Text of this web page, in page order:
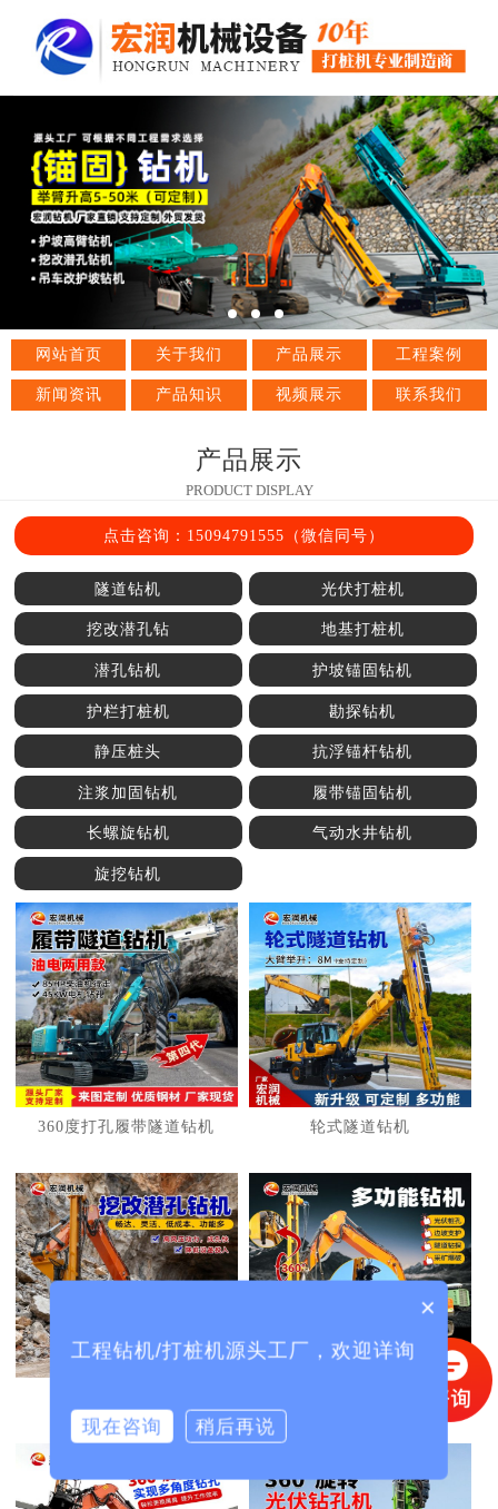
1 2 3
网站首页 关于我们 产品展示 工程案例
新闻资讯 产品知识 视频展示 联系我们
产品展示
PRODUCT DISPLAY
点击咨询：15094791555（微信同号）
隧道钻机 光伏打桩机
挖改潜孔钻 地基打桩机
潜孔钻机 护坡锚固钻机
护栏打桩机 勘探钻机
静压桩头 抗浮锚杆钻机
注浆加固钻机 履带锚固钻机
长螺旋钻机 气动水井钻机
旋挖钻机
360度打孔履带隧道钻机 轮式隧道钻机
×
工程钻机/打桩机源头工厂，欢迎详询
现在咨询 稍后再说